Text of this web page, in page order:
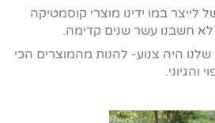
של לייצר במו ידינו מוצרי קוסמטיקה
היה צנוע- להנות מהמוצרים הכי